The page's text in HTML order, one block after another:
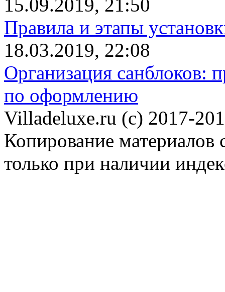
15.09.2019, 21:50
Правила и этапы
18.03.2019, 22:08
Организация санблоков:
по оформлению
Villadeluxe.ru (c) 2017-
Копирование материалов
только при наличии